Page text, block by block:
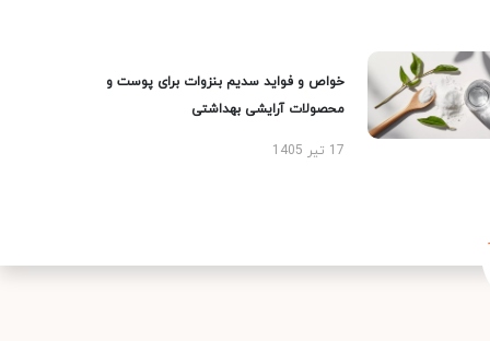
خواص و فواید سدیم بنزوات برای پوست و
محصولات آرایشی بهداشتی
17 تیر 1405